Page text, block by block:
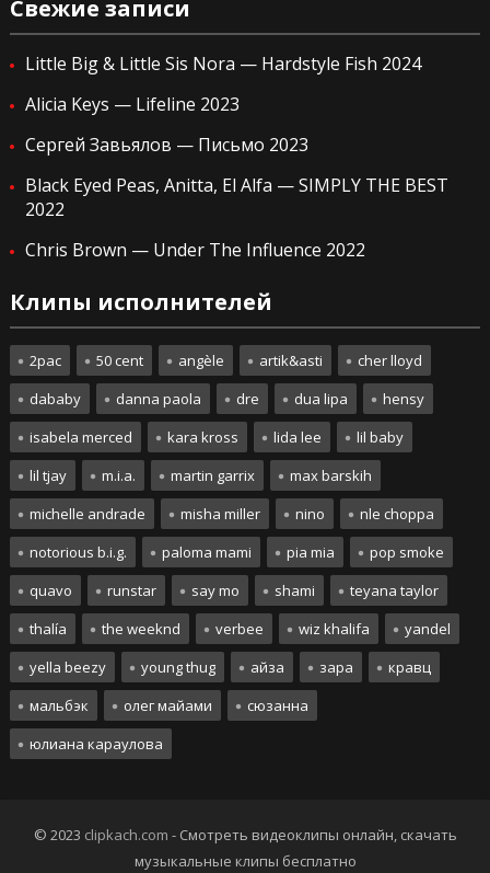
Свежие записи
Little Big & Little Sis Nora — Hardstyle Fish 2024
Alicia Keys — Lifeline 2023
Сергей Завьялов — Письмо 2023
Black Eyed Peas, Anitta, El Alfa — SIMPLY THE BEST
2022
Chris Brown — Under The Influence 2022
Клипы исполнителей
2pac 50 cent angèle artik&asti
cher lloyd
dababy
danna paola dre dua lipa
hensy
isabela merced
kara kross lida lee
lil baby
lil tjay
m.i.a. martin garrix
max barskih
michelle andrade
misha miller nino
nle choppa
notorious b.i.g.
paloma mami pia mia
pop smoke
quavo
runstar say mo shami
teyana taylor
thalía
the weeknd verbee wiz khalifa
yandel
yella beezy
young thug айза зара
кравц
мальбэк
олег майами
сюзанна
юлиана караулова
© 2023 clipkach.com - Смотреть видеоклипы онлайн, скачать
музыкальные клипы бесплатно